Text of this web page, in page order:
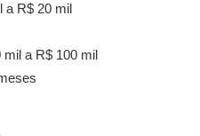
a R$ 20 mil
mil a R$ 100 mil